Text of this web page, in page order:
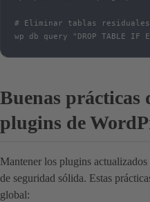
# Eliminar tablas
wp db query "DROP TABLE
Buenas prácticas
plugins de
Mantener los plugins actualizados
de seguridad sólida. Estas
global: